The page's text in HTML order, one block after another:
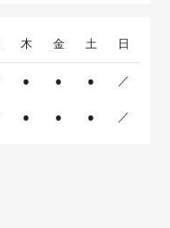
木 金 土 日
● ● ● ／
● ● ● ／